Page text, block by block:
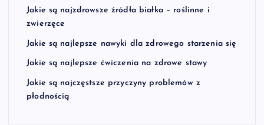
Jakie są najzdrowsze źródła białka – roślinne i
zwierzęce
Jakie są najlepsze nawyki dla zdrowego starzenia się
Jakie są najlepsze ćwiczenia na zdrowe stawy
Jakie są najczęstsze przyczyny problemów z
płodnością